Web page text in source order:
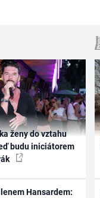
ženy do vztahu
budu iniciátorem
Hansardem: